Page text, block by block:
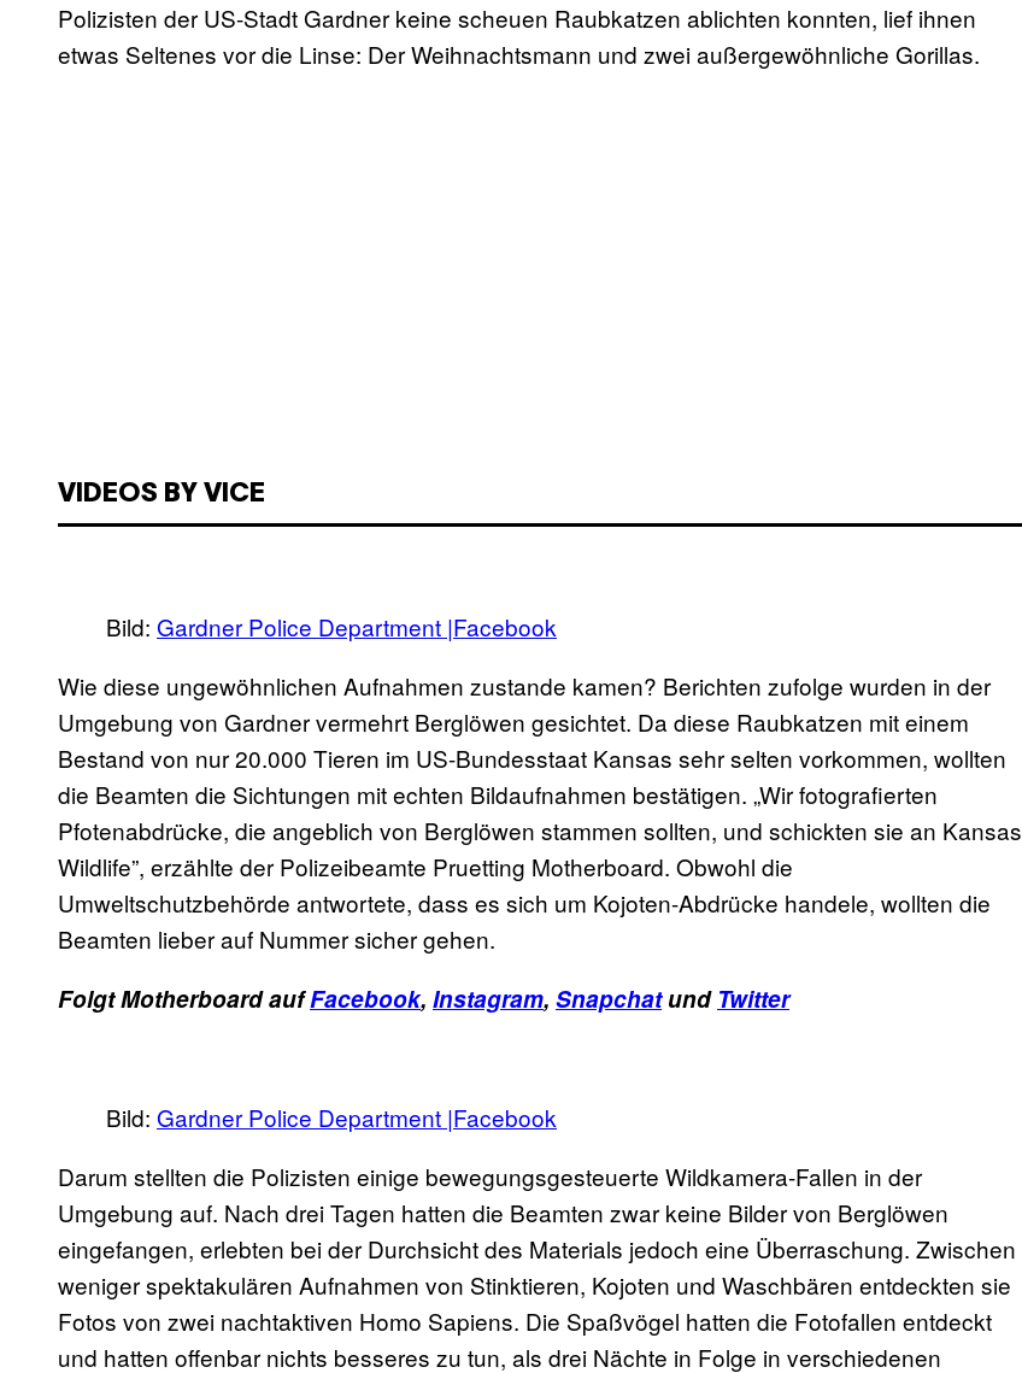
Polizisten der US-Stadt Gardner keine scheuen Raubkatzen ablichten konnten, lief ihnen
etwas Seltenes vor die Linse: Der Weihnachtsmann und zwei außergewöhnliche Gorillas.
VIDEOS BY VICE
Bild: Gardner Police Department |Facebook
Wie diese ungewöhnlichen Aufnahmen zustande kamen? Berichten zufolge wurden in der
Umgebung von Gardner vermehrt Berglöwen gesichtet. Da diese Raubkatzen mit einem
Bestand von nur 20.000 Tieren im US-Bundesstaat Kansas sehr selten vorkommen, wollten
die Beamten die Sichtungen mit echten Bildaufnahmen bestätigen. „Wir fotografierten
Pfotenabdrücke, die angeblich von Berglöwen stammen sollten, und schickten sie an Kansas
Wildlife”, erzählte der Polizeibeamte Pruetting Motherboard. Obwohl die
Umweltschutzbehörde antwortete, dass es sich um Kojoten-Abdrücke handele, wollten die
Beamten lieber auf Nummer sicher gehen.
Folgt Motherboard aufFacebook, Instagram, Snapchatund Twitter
Bild: Gardner Police Department |Facebook
Darum stellten die Polizisten einige bewegungsgesteuerte Wildkamera-Fallen in der
Umgebung auf. Nach drei Tagen hatten die Beamten zwar keine Bilder von Berglöwen
eingefangen, erlebten bei der Durchsicht des Materials jedoch eine Überraschung. Zwischen
weniger spektakulären Aufnahmen von Stinktieren, Kojoten und Waschbären entdeckten sie
Fotos von zwei nachtaktiven Homo Sapiens. Die Spaßvögel hatten die Fotofallen entdeckt
und hatten offenbar nichts besseres zu tun, als drei Nächte in Folge in verschiedenen